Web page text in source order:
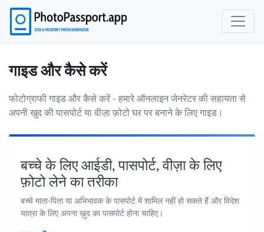
गाइड और कैसे करें
फोटोग्राफी गाइड और कैसे करें - हमारे ऑनलाइन जेनरेटर की सहायता से
अपनी खुद की पासपोर्ट या वीज़ा फ़ोटो घर पर बनाने के लिए गाइड।
बच्चे के लिए आईडी, पासपोर्ट, वीज़ा के लिए
फ़ोटो लेने का तरीका
बच्चे माता-पिता या अभिभावक के पासपोर्ट में शामिल नहीं हो सकते हैं और विदेश
यात्रा के लिए अपना ख़ुद का पासपोर्ट होना चाहिए।